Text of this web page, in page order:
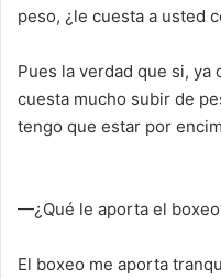
peso, ¿le cuesta a usted
Pues la verdad que si, ya
cuesta mucho subir de
tengo que estar por
—¿Qué le aporta el
El boxeo me aporta